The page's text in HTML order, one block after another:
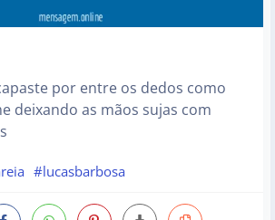
por entre os dedos como
deixando as mãos sujas com
#lucasbarbosa